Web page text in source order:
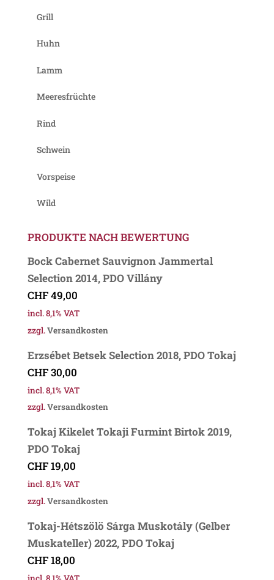
Grill
Huhn
Lamm
Meeresfrüchte
Rind
Schwein
Vorspeise
Wild
PRODUKTE NACH BEWERTUNG
Bock Cabernet Sauvignon Jammertal
Selection 2014, PDO Villány
CHF49,00
incl. 8,1% VAT
zzgl.Versandkosten
Erzsébet Betsek Selection 2018, PDO Tokaj
CHF30,00
incl. 8,1% VAT
zzgl.Versandkosten
Tokaj Kikelet Tokaji Furmint Birtok 2019,
PDO Tokaj
CHF19,00
incl. 8,1% VAT
zzgl.Versandkosten
Tokaj-Hétszölö Sárga Muskotály (Gelber
Muskateller) 2022, PDO Tokaj
CHF18,00